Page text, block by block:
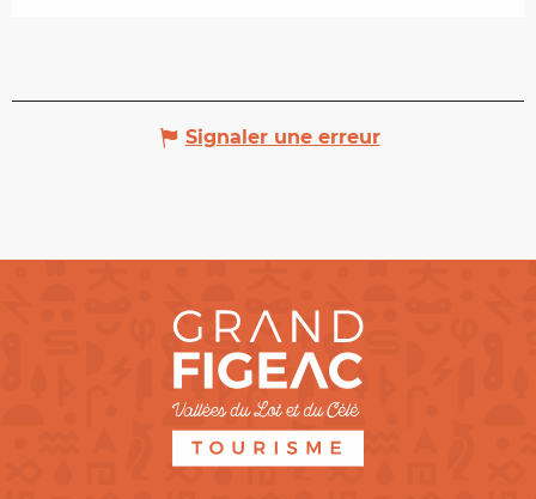
Signaler une erreur